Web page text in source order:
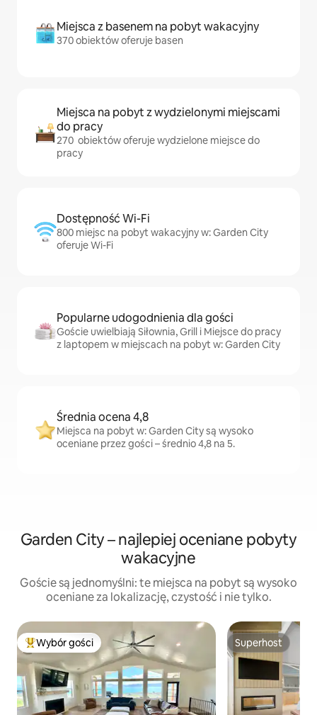
Miejsca z basenem na pobyt wakacyjny
370 obiektów oferuje basen
Miejsca na pobyt z wydzielonymi miejscami
do pracy
270 obiektów oferuje wydzielone miejsce do
pracy
Dostępność Wi-Fi
800 miejsc na pobyt wakacyjny w: Garden City
oferuje Wi-Fi
Popularne udogodnienia dla gości
Goście uwielbiają Siłownia, Grill i Miejsce do pracy
z laptopem w miejscach na pobyt w: Garden City
Średnia ocena 4,8
Miejsca na pobyt w: Garden City są wysoko
oceniane przez gości – średnio 4,8 na 5.
Garden City – najlepiej oceniane pobyty
wakacyjne
Goście są jednomyślni: te miejsca na pobyt są wysoko
oceniane za lokalizację, czystość i nie tylko.
Najpopularniejsze z kategorii Wybór gości
Wybór gości Superhost
Superhost